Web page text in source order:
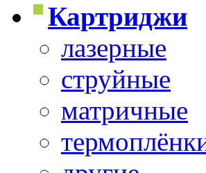
Картриджи
лазерные
струйные
матричные